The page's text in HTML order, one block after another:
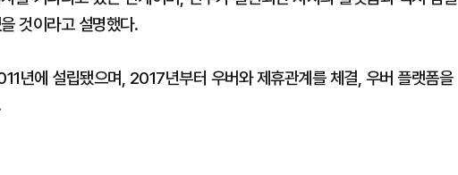
것이라고 설명했다.
년에 설립됐으며, 2017년부터 우버와 제휴관계를 체결, 우버 플랫폼을